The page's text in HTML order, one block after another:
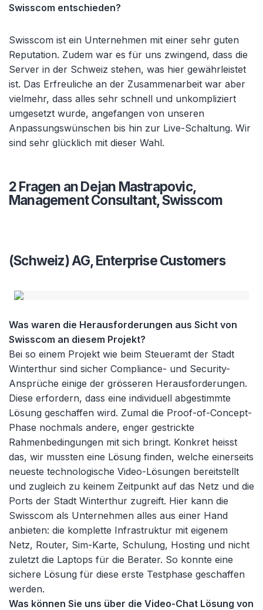
Swisscom entschieden?
Swisscom ist ein Unternehmen mit einer sehr guten
Reputation. Zudem war es für uns zwingend, dass die
Server in der Schweiz stehen, was hier gewährleistet
ist. Das Erfreuliche an der Zusammenarbeit war aber
vielmehr, dass alles sehr schnell und unkompliziert
umgesetzt wurde, angefangen von unseren
Anpassungswünschen bis hin zur Live-Schaltung. Wir
sind sehr glücklich mit dieser Wahl.
2 Fragen an Dejan Mastrapovic,
Management Consultant, Swisscom
(Schweiz) AG, Enterprise Customers
Was waren die Herausforderungen aus Sicht von
Swisscom an diesem Projekt?
Bei so einem Projekt wie beim Steueramt der Stadt
Winterthur sind sicher Compliance- und Security-
Ansprüche einige der grösseren Herausforderungen.
Diese erfordern, dass eine individuell abgestimmte
Lösung geschaffen wird. Zumal die Proof-of-Concept-
Phase nochmals andere, enger gestrickte
Rahmenbedingungen mit sich bringt. Konkret heisst
das, wir mussten eine Lösung finden, welche einerseits
neueste technologische Video-Lösungen bereitstellt
und zugleich zu keinem Zeitpunkt auf das Netz und die
Ports der Stadt Winterthur zugreift. Hier kann die
Swisscom als Unternehmen alles aus einer Hand
anbieten: die komplette Infrastruktur mit eigenem
Netz, Router, Sim-Karte, Schulung, Hosting und nicht
zuletzt die Laptops für die Berater. So konnte eine
sichere Lösung für diese erste Testphase geschaffen
werden.
Was können Sie uns über die Video-Chat Lösung von